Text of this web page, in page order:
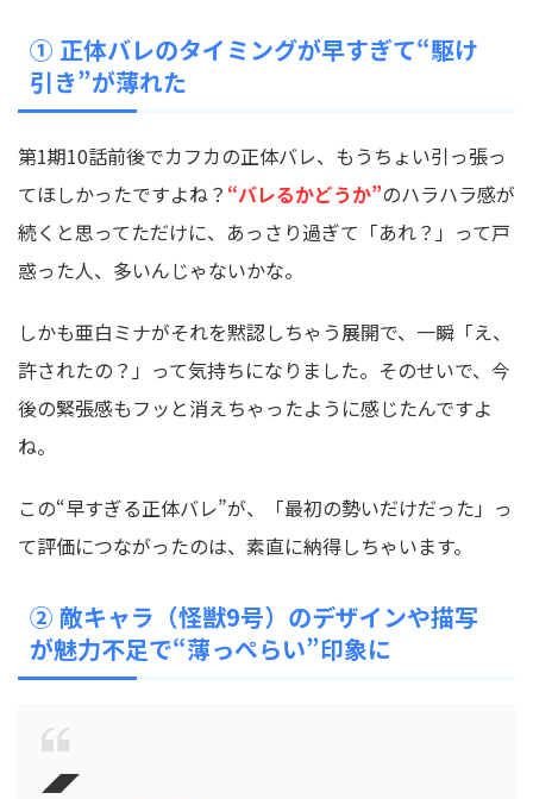
① 正体バレのタイミングが早すぎて“駆け
引き”が薄れた
第1期10話前後でカフカの正体バレ、もうちょい引っ張っ
てほしかったですよね？ “バレるかどうか”のハラハラ感が
続くと思ってただけに、あっさり過ぎて「あれ？」って戸
惑った人、多いんじゃないかな。
しかも亜白ミナがそれを黙認しちゃう展開で、一瞬「え、
許されたの？」って気持ちになりました。そのせいで、今
後の緊張感もフッと消えちゃったように感じたんですよ
ね。
この“早すぎる正体バレ”が、「最初の勢いだけだった」っ
て評価につながったのは、素直に納得しちゃいます。
② 敵キャラ（怪獣9号）のデザインや描写
が魅力不足で“薄っぺらい”印象に
◢◤